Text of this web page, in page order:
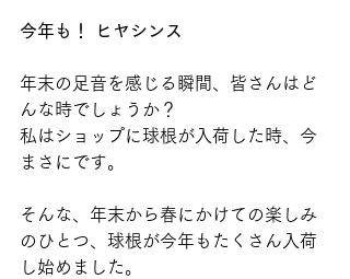
今年も！ ヒヤシンス
年末の足音を感じる瞬間、皆さんはど
んな時でしょうか？
私はショップに球根が入荷した時、今
まさにです。
そんな、年末から春にかけての楽しみ
のひとつ、球根が今年もたくさん入荷
し始めました。